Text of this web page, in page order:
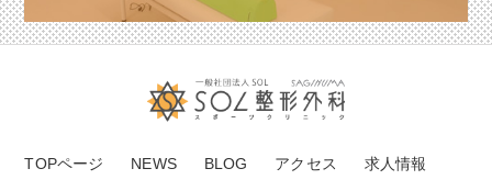
TOPページ NEWS BLOG アクセス 求人情報